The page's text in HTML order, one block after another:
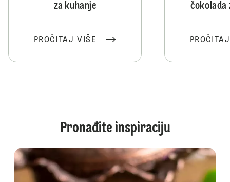
za kuhanje
PROČITAJ VIŠE
čokolada
Pronađite inspiraciju